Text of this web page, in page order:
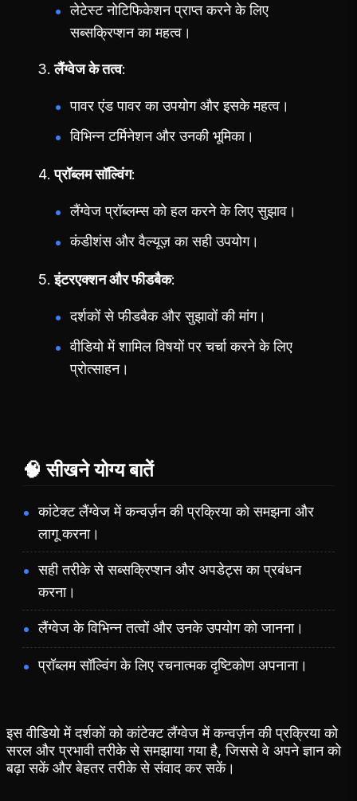
लेटेस्ट नोटिफिकेशन प्राप्त करने के लिए
सब्सक्रिप्शन का महत्व।
लैंग्वेज के तत्व
पावर एंड पावर का उपयोग और इसके महत्व।
विभिन्न टर्मिनेशन और उनकी भूमिका।
प्रॉब्लम सॉल्विंग
लैंग्वेज प्रॉब्लम्स को हल करने के लिए सुझाव।
कंडीशंस और वैल्यूज़ का सही उपयोग।
इंटरएक्शन और फीडबैक
दर्शकों से फीडबैक और सुझावों की मांग।
वीडियो में शामिल विषयों पर चर्चा करने के लिए
प्रोत्साहन।
🧠 सीखने योग्य बातें
कांटेक्ट लैंग्वेज में कन्वर्ज़न की प्रक्रिया को समझना और
लागू करना।
सही तरीके से सब्सक्रिप्शन और अपडेट्स का प्रबंधन
करना।
लैंग्वेज के विभिन्न तत्वों और उनके उपयोग को जानना।
प्रॉब्लम सॉल्विंग के लिए रचनात्मक दृष्टिकोण अपनाना।
इस वीडियो में दर्शकों को कांटेक्ट लैंग्वेज में कन्वर्ज़न की प्रक्रिया को
सरल और प्रभावी तरीके से समझाया गया है, जिससे वे अपने ज्ञान को
बढ़ा सकें और बेहतर तरीके से संवाद कर सकें।